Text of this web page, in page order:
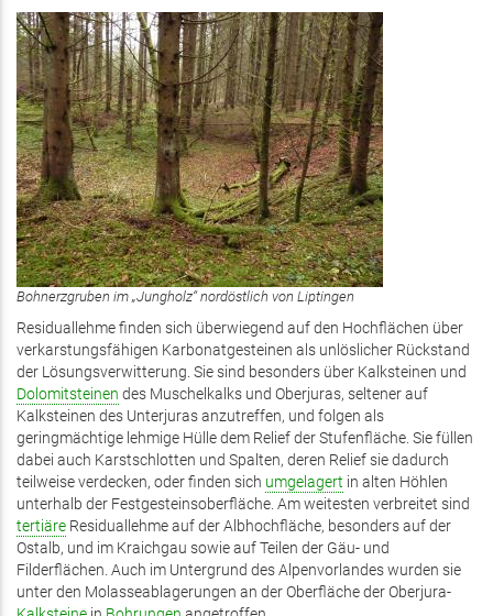
Bohnerzgruben im „Jungholz“ nordöstlich von Liptingen
Residuallehme finden sich überwiegend auf den Hochflächen über
verkarstungsfähigen Karbonatgesteinen als unlöslicher Rückstand
der Lösungsverwitterung. Sie sind besonders über Kalksteinen und
Dolomitsteinen des Muschelkalks und Oberjuras, seltener auf
Kalksteinen des Unterjuras anzutreffen, und folgen als
geringmächtige lehmige Hülle dem Relief der Stufenfläche. Sie füllen
dabei auch Karstschlotten und Spalten, deren Relief sie dadurch
teilweise verdecken, oder finden sich umgelagert in alten Höhlen
unterhalb der Festgesteinsoberfläche. Am weitesten verbreitet sind
tertiäre Residuallehme auf der Albhochfläche, besonders auf der
Ostalb, und im Kraichgau sowie auf Teilen der Gäu- und
Filderflächen. Auch im Untergrund des Alpenvorlandes wurden sie
unter den Molasseablagerungen an der Oberfläche der Oberjura-